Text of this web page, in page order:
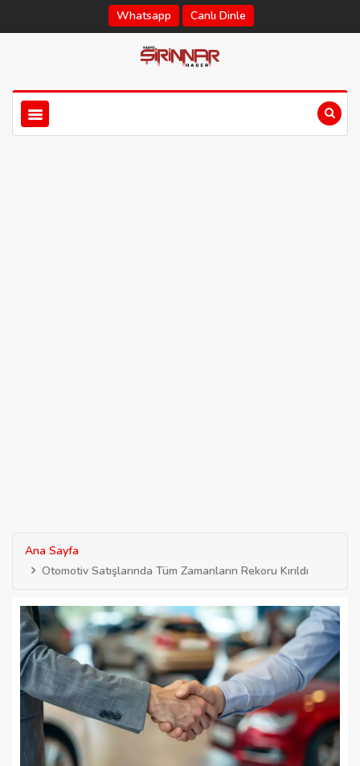
Whatsapp Canlı Dinle
Ana Sayfa
Otomotiv Satışlarında Tüm Zamanların Rekoru Kırıldı